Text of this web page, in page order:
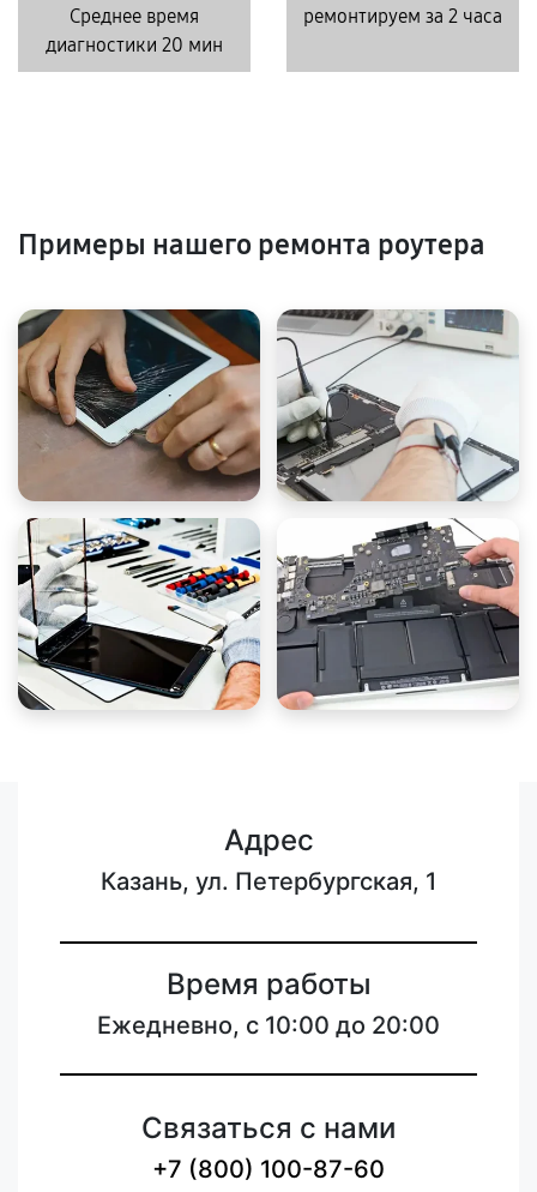
Среднее время
диагностики 20 мин
ремонтируем за 2 часа
Примеры нашего ремонта роутера
Адрес
Казань, ул. Петербургская, 1
Время работы
Ежедневно, с 10:00 до 20:00
Связаться с нами
+7 (800) 100-87-60